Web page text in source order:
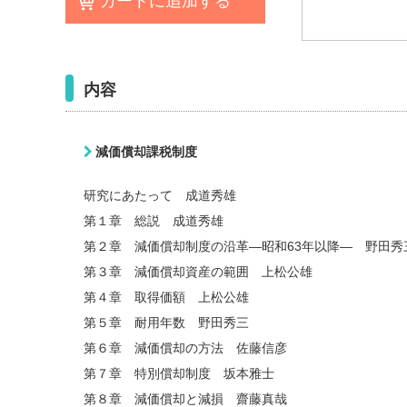
内容
減価償却課税制度
研究にあたって 成道秀雄
第１章 総説 成道秀雄
第２章 減価償却制度の沿革―昭和63年以降― 野田秀
第３章 減価償却資産の範囲 上松公雄
第４章 取得価額 上松公雄
第５章 耐用年数 野田秀三
第６章 減価償却の方法 佐藤信彦
第７章 特別償却制度 坂本雅士
第８章 減価償却と減損 齋藤真哉